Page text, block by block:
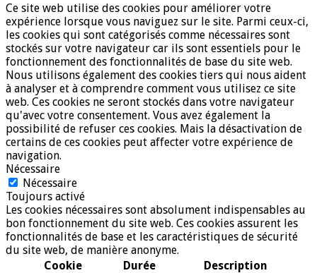
Ce site web utilise des cookies pour améliorer votre
expérience lorsque vous naviguez sur le site. Parmi ceux-ci,
les cookies qui sont catégorisés comme nécessaires sont
stockés sur votre navigateur car ils sont essentiels pour le
fonctionnement des fonctionnalités de base du site web.
Nous utilisons également des cookies tiers qui nous aident
à analyser et à comprendre comment vous utilisez ce site
web. Ces cookies ne seront stockés dans votre navigateur
qu'avec votre consentement. Vous avez également la
possibilité de refuser ces cookies. Mais la désactivation de
certains de ces cookies peut affecter votre expérience de
navigation.
Nécessaire
Nécessaire
Toujours activé
Les cookies nécessaires sont absolument indispensables au
bon fonctionnement du site web. Ces cookies assurent les
fonctionnalités de base et les caractéristiques de sécurité
du site web, de manière anonyme.
Cookie
Durée Description